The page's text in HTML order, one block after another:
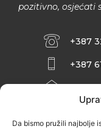
Da bismo pružili najbolje
pozitivno, osjećati
+387
+387